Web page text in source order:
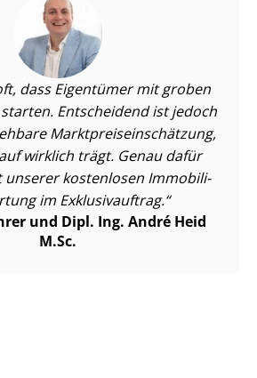
dass Eigentümer mit groben
Entscheidend ist jedoch
Markt­preis­ein­schät­zung,
wirklich trägt. Genau dafür
unserer kostenlosen Im­mo­bi­li­
im Exklusivauftrag.
und Dipl. Ing. André Heid
M.Sc.